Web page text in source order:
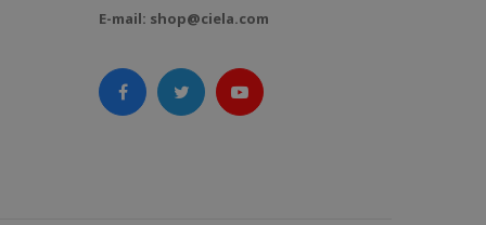
E-mail: shop@ciela.com